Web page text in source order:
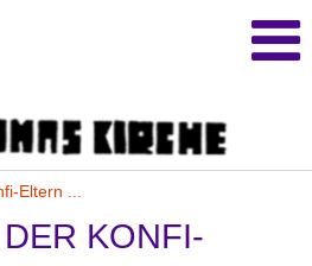
Eltern ...
KONFI-